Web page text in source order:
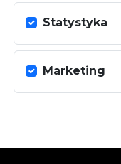
NA
Statystyka
Marketing